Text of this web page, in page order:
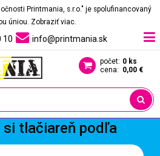
Printmania, s.r.o." je spolufinancovaný
úniou. Zobraziť viac.
10 info@printmania.sk
počet: 0 ks
cena: 0,00 €
tlačiareň podľa